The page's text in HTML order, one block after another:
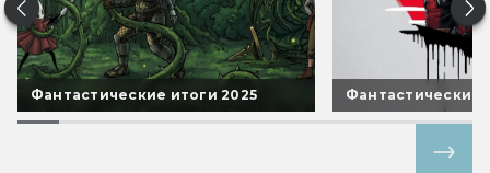
Фантастические итоги 2025 Фантастические